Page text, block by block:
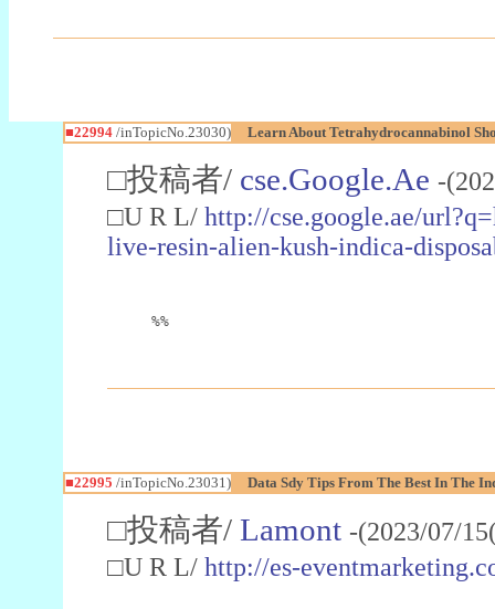
■22994/inTopicNo.23030) Learn About Tetrahydrocannabinol
□投稿者/ cse.Google.Ae -
□U R L/ http://cse.google.ae/
live-resin-alien-kush-indica-
%%
■22995 /inTopicNo.23031) Data Sdy Tips From The Best In The
□投稿者/ Lamont -(2023/07/
□U R L/ http://es-